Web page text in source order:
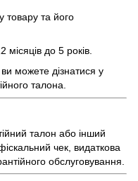
товару та його
місяців до 5 років.
можете дізнатися у
талона.
талон або інший
чек, видаткова
обслуговування.